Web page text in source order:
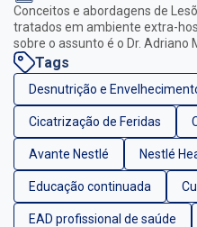
Conceitos e abordagens de
tratados em ambiente extra-
sobre o assunto é o Dr. Adriano
Tags
Desnutrição e
Cicatrização de Feridas
Avante Nestlé Nestlé
Educação continuada
EAD profissional de saúde